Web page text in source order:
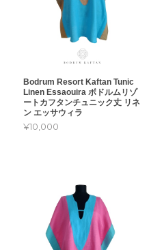
Bodrum Resort Kaftan Tunic
Linen Essaouira ボドルムリゾ
ートカフタンチュニック丈 リネ
ン エッサウィラ
¥10,000